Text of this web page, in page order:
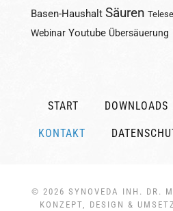
Basen-Haushalt Säuren
Webinar Youtube Übersäuerung
START DOWNLOADS
KONTAKT
© 2026 SYNOVEDA INH. DR.
KONZEPT, DESIGN &